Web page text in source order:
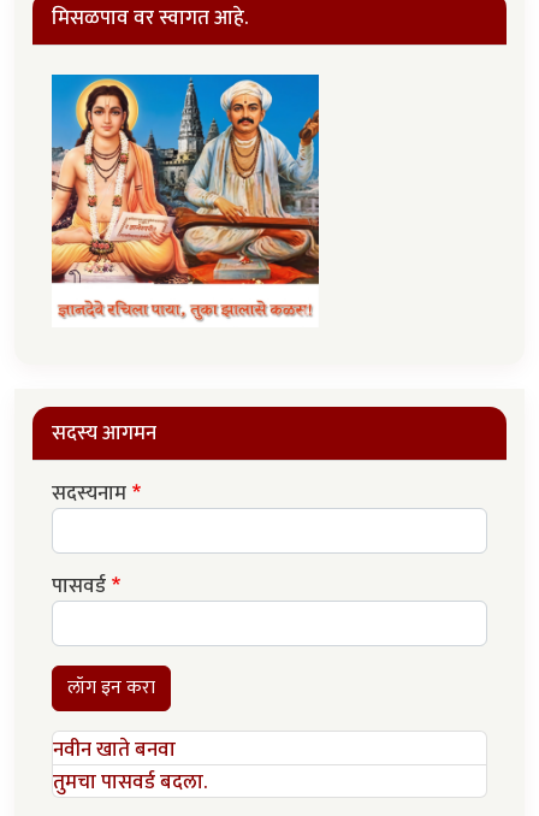
मिसळपाव वर स्वागत आहे.
सदस्य आगमन
सदस्यनाम
पासवर्ड
लॉग इन करा
नवीन खाते बनवा
तुमचा पासवर्ड बदला.